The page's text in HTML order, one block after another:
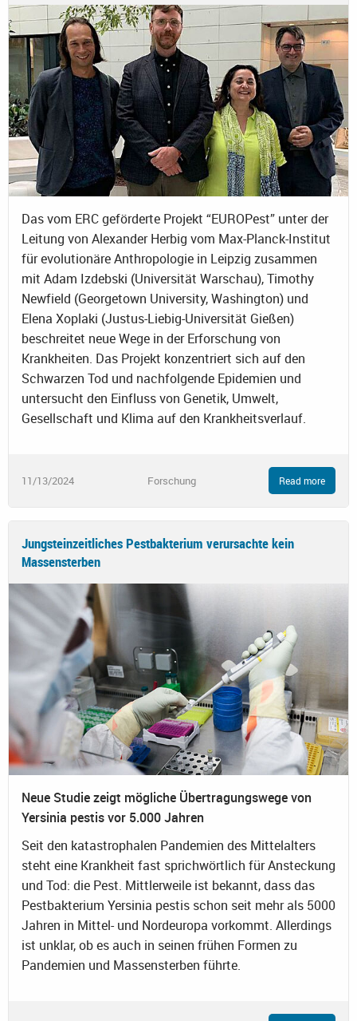
Das vom ERC geförderte Projekt “EUROPest” unter der
Leitung von Alexander Herbig vom Max-Planck-Institut
für evolutionäre Anthropologie in Leipzig zusammen
mit Adam Izdebski (Universität Warschau), Timothy
Newfield (Georgetown University, Washington) und
Elena Xoplaki (Justus-Liebig-Universität Gießen)
beschreitet neue Wege in der Erforschung von
Krankheiten. Das Projekt konzentriert sich auf den
Schwarzen Tod und nachfolgende Epidemien und
untersucht den Einfluss von Genetik, Umwelt,
Gesellschaft und Klima auf den Krankheitsverlauf.
11/13/2024 Forschung Read more
Jungsteinzeitliches Pestbakterium verursachte kein
Massensterben
Neue Studie zeigt mögliche Übertragungswege von
Yersinia pestis vor 5.000 Jahren
Seit den katastrophalen Pandemien des Mittelalters
steht eine Krankheit fast sprichwörtlich für Ansteckung
und Tod: die Pest. Mittlerweile ist bekannt, dass das
Pestbakterium Yersinia pestis schon seit mehr als 5000
Jahren in Mittel- und Nordeuropa vorkommt. Allerdings
ist unklar, ob es auch in seinen frühen Formen zu
Pandemien und Massensterben führte.